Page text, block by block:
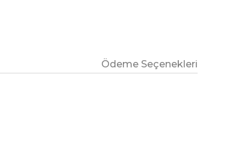
Ödeme Seçenekleri